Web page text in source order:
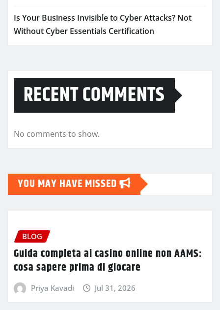
Is Your Business Invisible to Cyber Attacks? Not
Without Cyber Essentials Certification
RECENT COMMENTS
No comments to show.
YOU MAY HAVE MISSED
BLOG
Guida completa ai casino online non AAMS:
cosa sapere prima di giocare
Priya Kavadi Jul 31, 2026